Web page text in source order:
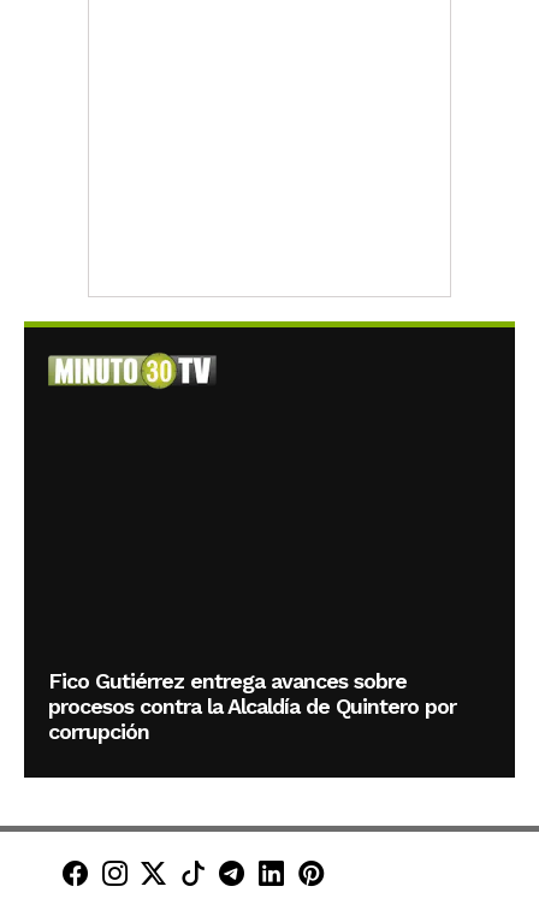
Fico Gutiérrez entrega avances sobre
procesos contra la Alcaldía de Quintero por
corrupción
Minuto30 en Facebook
Minuto30 en Instagram
Minuto30 en X (Twitter)
Minuto30 en TikTok
Canal de Minuto30 en
Minuto30 en LinkedIn
Minuto30 en